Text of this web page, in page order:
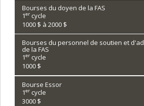
Bourses du doyen de la FAS
1er cycle
1000 $ à 2000 $
Bourses du personnel de soutien et
de la FAS
1er cycle
1000 $
Bourse Essor
1er cycle
3000 $